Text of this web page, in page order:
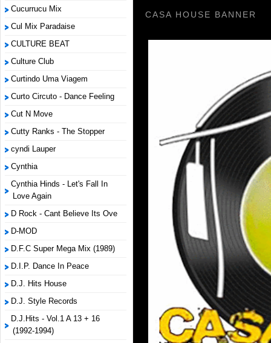
Cucurrucu Mix
Cul Mix Paradaise
CULTURE BEAT
Culture Club
Curtindo Uma Viagem
Curto Circuto - Dance Feeling
Cut N Move
Cutty Ranks - The Stopper
cyndi Lauper
Cynthia
Cynthia Hinds - Let's Fall In
Love Again
D Rock - Cant Believe Its Ove
D-MOD
D.F.C Super Mega Mix (1989)
D.I.P. Dance In Peace
D.J. Hits House
D.J. Style Records
D.J.Hits - Vol.1 A 13 + 16
(1992-1994)
CASA HOUSE BANNER